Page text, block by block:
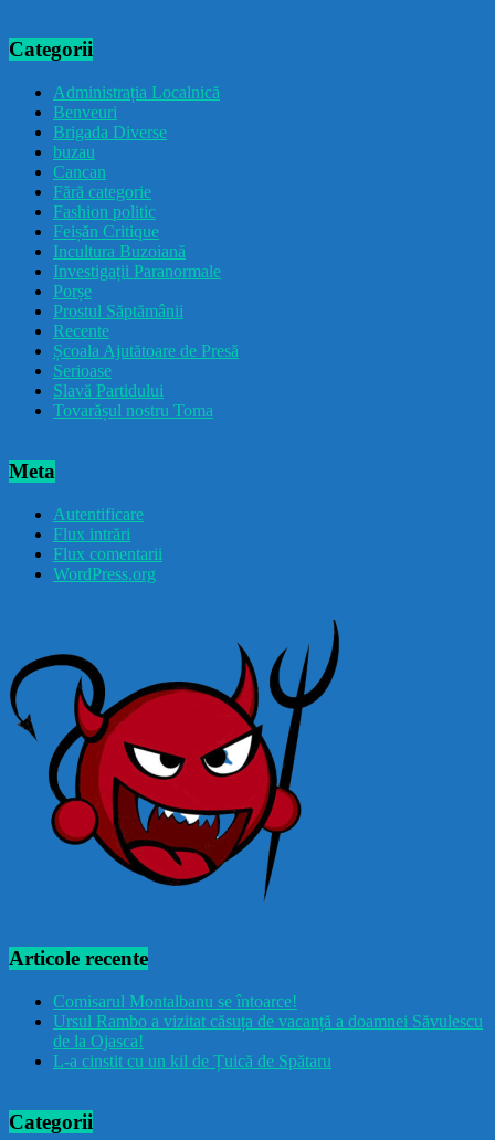
Categorii
Administrația Localnică
Benveuri
Brigada Diverse
buzau
Cancan
Fără categorie
Fashion politic
Feișăn Critique
Incultura Buzoiană
Investigații Paranormale
Porșe
Prostul Săptămânii
Recente
Școala Ajutătoare de Presă
Serioase
Slavă Partidului
Tovarășul nostru Toma
Meta
Autentificare
Flux intrări
Flux comentarii
WordPress.org
Articole recente
Comisarul Montalbanu se întoarce!
Ursul Rambo a vizitat căsuța de vacanță a doamnei Săvulescu
de la Ojasca!
L-a cinstit cu un kil de Țuică de Spătaru
Categorii